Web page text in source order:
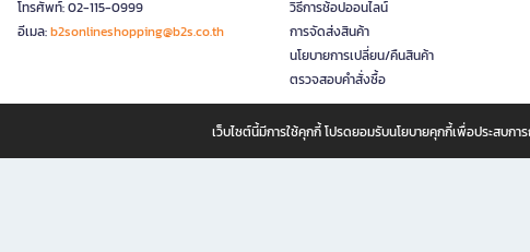
โทรศัพท์: 02-115-0999
อีเมล:b2sonlineshopping@b2s.co.th
วิธีการช้อปออนไลน์
การจัดส่งสินค้า
นโยบายการเปลี่ยน/คืนสินค้า
ตรวจสอบคำสั่งซื้อ
เว็บไซต์นี้มีการใช้คุกกี้ โปรดยอมรับนโยบายคุกกี้เพื่อประสบ